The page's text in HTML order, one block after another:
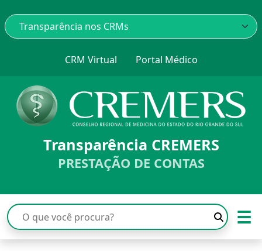
CRM Virtual Portal Médico
Transparência CREMERS
PRESTAÇÃO DE CONTAS
☰